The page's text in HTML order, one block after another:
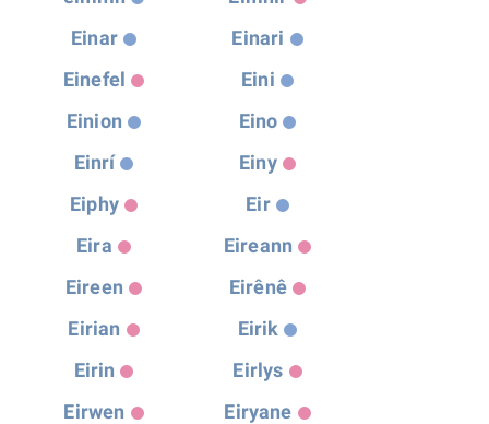
Einar
Einari
Einefel
Eini
Einion
Eino
Einrí
Einy
Eiphy
Eir
Eira
Eireann
Eireen
Eirênê
Eirian
Eirik
Eirin
Eirlys
Eirwen
Eiryane